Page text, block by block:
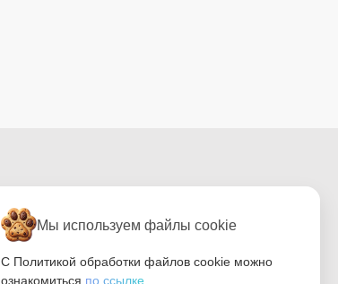
Мы используем файлы cookie
С Политикой обработки файлов cookie можно
ознакомиться по ссылке